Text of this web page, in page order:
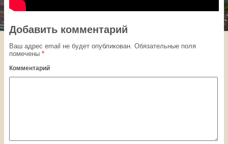
Добавить комментарий
Ваш адрес email не будет опубликован. Обязательные поля
помечены *
Комментарий